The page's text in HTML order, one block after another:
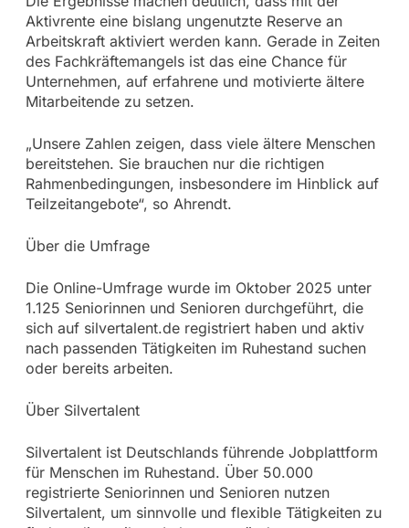
Aktivrente eine bislang ungenutzte Reserve an
Arbeitskraft aktiviert werden kann. Gerade in Zeiten
des Fachkräftemangels ist das eine Chance für
Unternehmen, auf erfahrene und motivierte ältere
Mitarbeitende zu setzen.
„Unsere Zahlen zeigen, dass viele ältere Menschen
bereitstehen. Sie brauchen nur die richtigen
Rahmenbedingungen, insbesondere im Hinblick auf
Teilzeitangebote“, so Ahrendt.
Über die Umfrage
Die Online-Umfrage wurde im Oktober 2025 unter
1.125 Seniorinnen und Senioren durchgeführt, die
sich auf silvertalent.de registriert haben und aktiv
nach passenden Tätigkeiten im Ruhestand suchen
oder bereits arbeiten.
Über Silvertalent
Silvertalent ist Deutschlands führende Jobplattform
für Menschen im Ruhestand. Über 50.000
registrierte Seniorinnen und Senioren nutzen
Silvertalent, um sinnvolle und flexible Tätigkeiten zu